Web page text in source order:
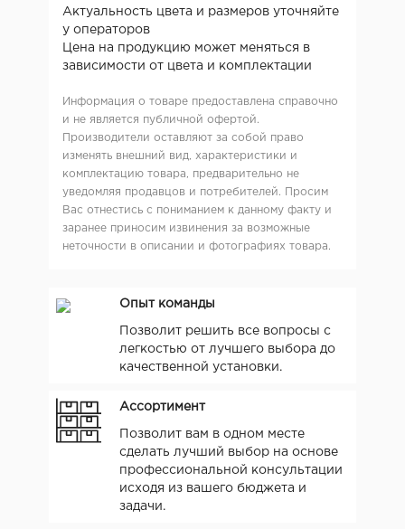
Актуальность цвета и размеров уточняйте
у операторов
Цена на продукцию может меняться в
зависимости от цвета и комплектации
Информация о товаре предоставлена справочно
и не является публичной офертой.
Производители оставляют за собой право
изменять внешний вид, характеристики и
комплектацию товара, предварительно не
уведомляя продавцов и потребителей. Просим
Вас отнестись с пониманием к данному факту и
заранее приносим извинения за возможные
неточности в описании и фотографиях товара.
Опыт команды
Позволит решить все вопросы с
легкостью от лучшего выбора до
качественной установки.
Ассортимент
Позволит вам в одном месте
сделать лучший выбор на основе
профессиональной консультации
исходя из вашего бюджета и
задачи.